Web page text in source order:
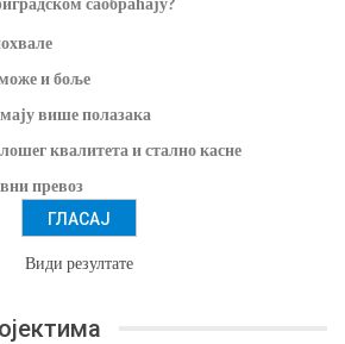
и боље
више полазака
квалитета и стално касне
превоз
Види резултате